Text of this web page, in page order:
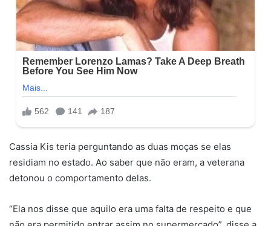
Cassia Kis teria perguntando as duas moças se elas
residiam no estado. Ao saber que não eram, a veterana
detonou o comportamento delas.
“Ela nos disse que aquilo era uma falta de respeito e que